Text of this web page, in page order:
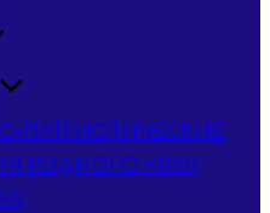
ПАТРИОТИЧЕСКИЕ
РОДНОГО КРАЯ